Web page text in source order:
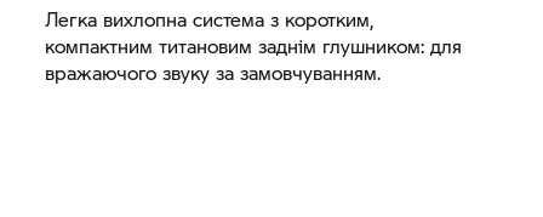
Легка вихлопна система з коротким,
компактним титановим заднім глушником: для
вражаючого звуку за замовчуванням.